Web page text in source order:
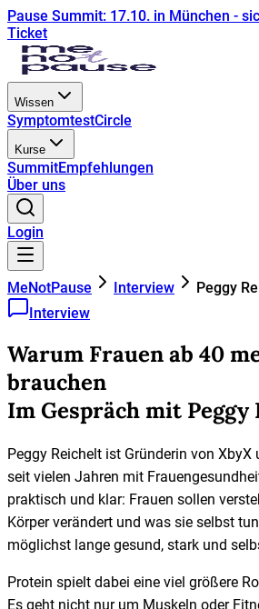
Pause Summit: 17.10. in München -
Ticket
Wissen
SymptomtestCircle
Kurse
SummitEmpfehlungen
Über uns
Login
MeNotPause Interview
Peggy
Interview
Warum Frauen ab 40
brauchen
Im Gespräch mit Peggy
Peggy Reichelt ist Gründerin von
seit vielen Jahren mit
praktisch und klar: Frauen sollen
Körper verändert und was sie selbst
möglichst lange gesund, stark und
Protein spielt dabei eine viel größere
Es geht nicht nur um Muskeln oder